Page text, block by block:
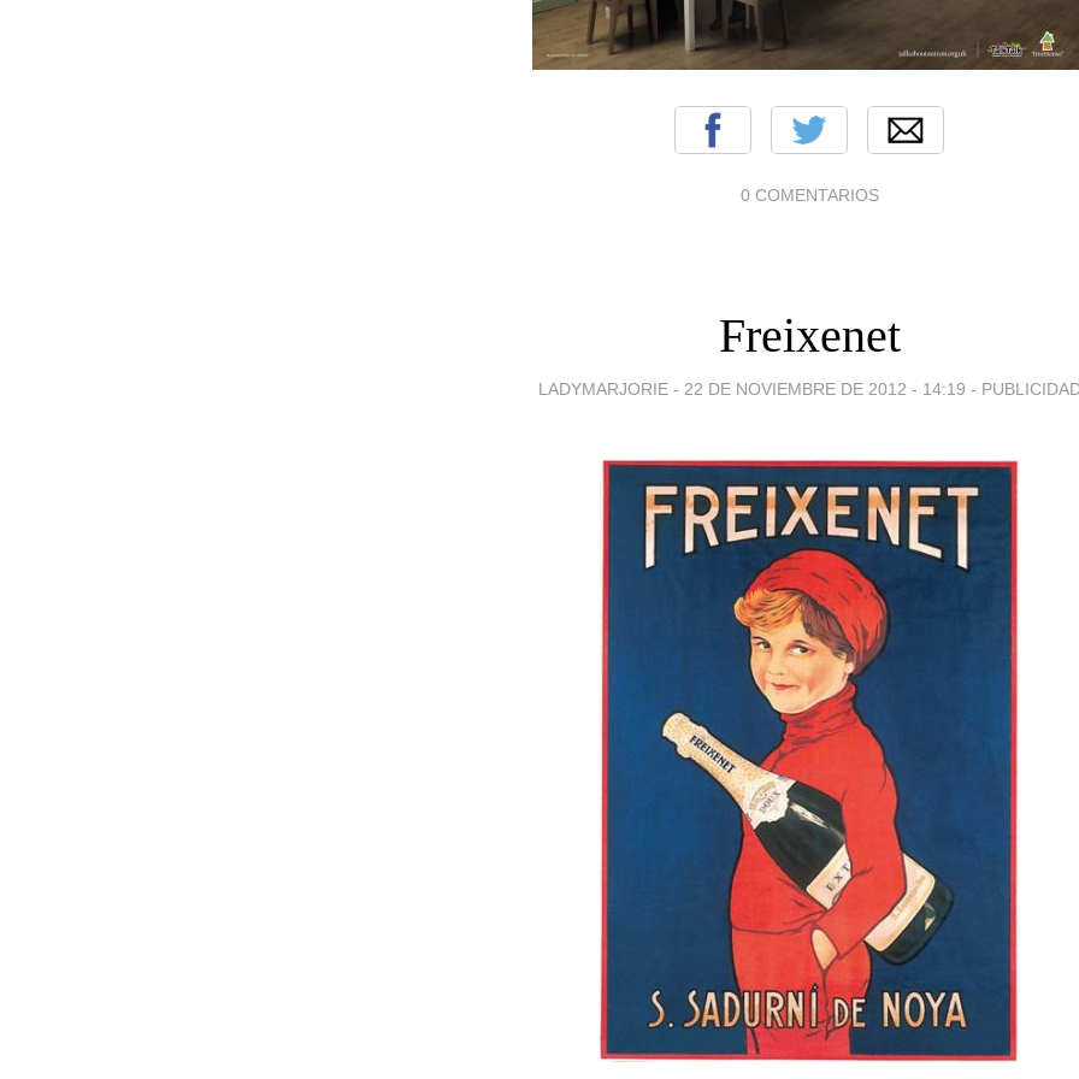
0 COMENTARIOS
Freixenet
LADYMARJORIE - 22 DE NOVIEMBRE DE 2012 - 14:19 -